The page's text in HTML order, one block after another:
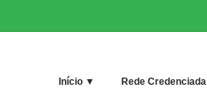
Início ▼ Rede Credenciada